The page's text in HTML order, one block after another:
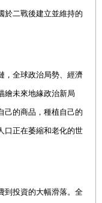
於二戰後建立並維持的
，全球政治局勢、經濟
繪未來地緣政治新局
己的商品，種植自己的
口正在萎縮和老化的世
到投資的大幅滑落。全